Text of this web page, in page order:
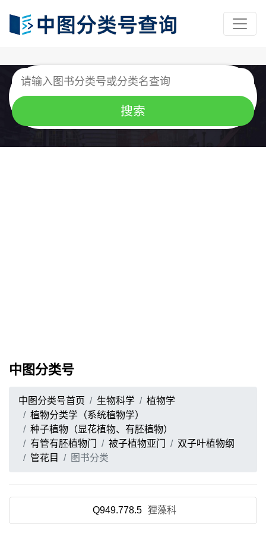
中图分类号
中图分类号首页 生物科学
植物学
植物分类学（系统植物学）
种子植物（显花植物、有胚植物）
有管有胚植物门
被子植物亚门
双子叶植物纲
管花目
图书分类
Q949.778.5 狸藻科